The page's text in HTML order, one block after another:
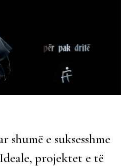
shumë e suksesshme
projektet e të